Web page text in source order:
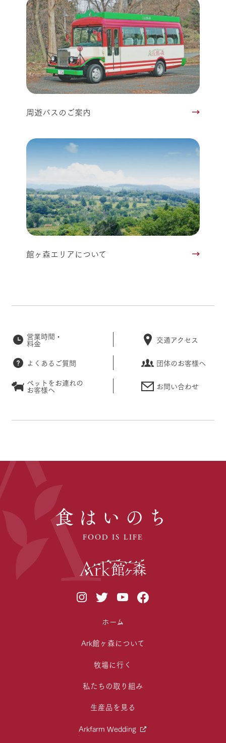
周遊バスのご案内
館ヶ森エリアについて
営業時間・
料金 交通アクセス
よくあるご質問
団体のお客様へ
ペットをお連れの
お客様へ お問い合わせ
食はいのち
FOOD IS LIFE
ホーム
Ark館ヶ森について
牧場に行く
私たちの取り組み
生産品を見る
Arkfarm Wedding